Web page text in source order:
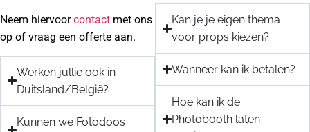
Neem hiervoorcontact met ons
op of vraag een offerte aan.
Werken jullie ook in
Duitsland/België?
Kunnen we Fotodoos
Kan je je eigen thema
voor props kiezen?
Wanneer kan ik betalen?
Hoe kan ik de
Photobooth laten